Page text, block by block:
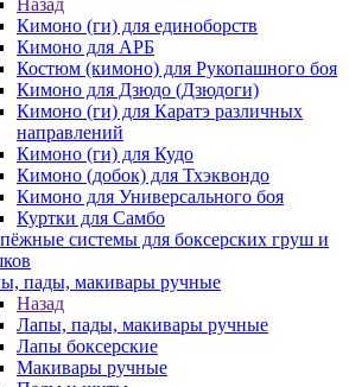
Назад
Кимоно (ги) для единоборств
Кимоно для АРБ
Костюм (кимоно) для Рукопашного боя
Кимоно для Дзюдо (Дзюдоги)
Кимоно (ги) для Каратэ различных
направлений
Кимоно (ги) для Кудо
Кимоно (добок) для Тхэквондо
Кимоно для Универсального боя
Куртки для Самбо
системы для боксерских груш и
пады, макивары ручные
Назад
Лапы, пады, макивары ручные
Лапы боксерские
Макивары ручные